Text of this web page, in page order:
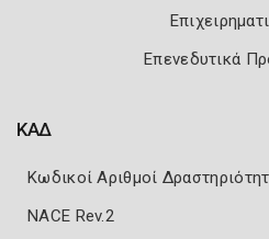
Επενεδυτικά
ΚΑΔ
Κωδικοί Αριθμοί
NACE Rev.2